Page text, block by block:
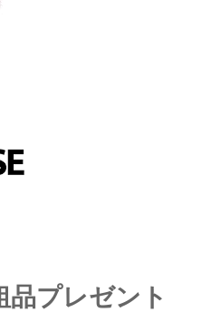
品プレゼント